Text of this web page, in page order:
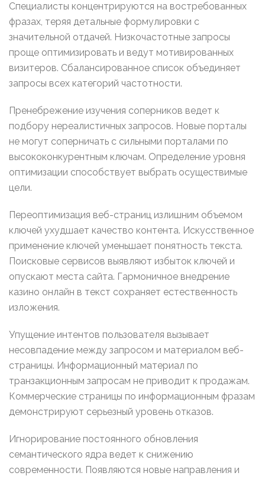
Специалисты концентрируются на востребованных
фразах, теряя детальные формулировки с
значительной отдачей. Низкочастотные запросы
проще оптимизировать и ведут мотивированных
визитеров. Сбалансированное список объединяет
запросы всех категорий частотности.
Пренебрежение изучения соперников ведет к
подбору нереалистичных запросов. Новые порталы
не могут соперничать с сильными порталами по
высококонкурентным ключам. Определение уровня
оптимизации способствует выбрать осуществимые
цели.
Переоптимизация веб-страниц излишним объемом
ключей ухудшает качество контента. Искусственное
применение ключей уменьшает понятность текста.
Поисковые сервисов выявляют избыток ключей и
опускают места сайта. Гармоничное внедрение
казино онлайн в текст сохраняет естественность
изложения.
Упущение интентов пользователя вызывает
несовпадение между запросом и материалом веб-
страницы. Информационный материал по
транзакционным запросам не приводит к продажам.
Коммерческие страницы по информационным фразам
демонстрируют серьезный уровень отказов.
Игнорирование постоянного обновления
семантического ядра ведет к снижению
современности. Появляются новые направления и